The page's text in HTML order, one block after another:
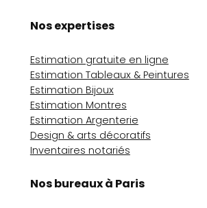
Nos expertises
Estimation gratuite en ligne
Estimation Tableaux & Peintures
Estimation Bijoux
Estimation Montres
Estimation Argenterie
Design & arts décoratifs
Inventaires notariés
Nos bureaux à Paris